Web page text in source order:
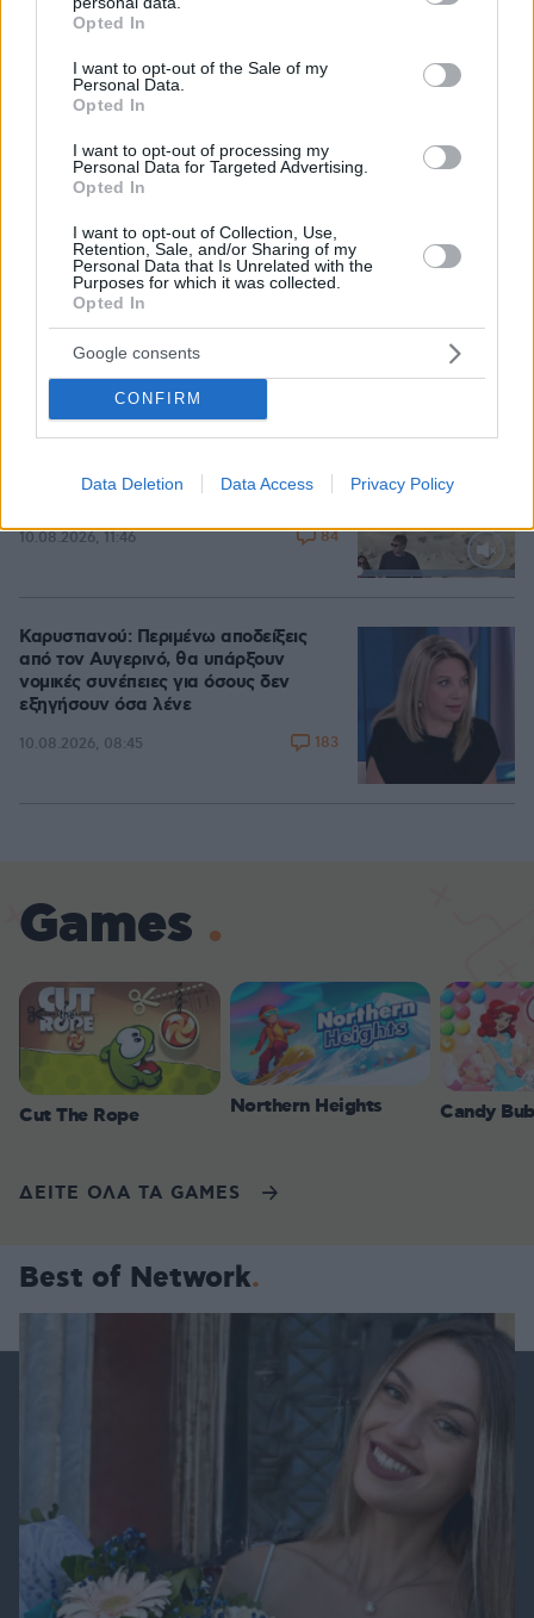
grant or deny consent to Google and its third-party tags to
use your data for below specified purposes in below Google
consent section.
Opted In
I want to opt-out of the Sale of my
Personal Data.
Opted In
I want to opt-out of processing my
Personal Data for Targeted Advertising.
Opted In
I want to opt-out of Collection, Use,
Retention, Sale, and/or Sharing of my
Personal Data that Is Unrelated with the
Purposes for which it was collected.
Opted In
Google consents
CONFIRM
Data Deletion Data Access Privacy Policy
Η 24χρονη αριστούχος της Ιατρικής
Όρκο, μιλά για τον «άριστο γιατρό»
10.08.2026, 08:09
Τη Υπερμάχω: Η νύχτα του Αυγούστου
πριν από 1.400 χρόνια, που γέννησε
τον Ακάθιστο Ύμνο
09.08.2026, 22:48
Loaded
Όλα καλά για το... ελικοδρόμιο
έστειλαν δικηγόρο και «κινδυνεύουν»
10.08.2026, 11:46 84
Καρυστιανού: Περιμένω αποδείξεις
από τον Αυγερινό, θα υπάρξουν
νομικές συνέπειες για όσους δεν
εξηγήσουν όσα λένε
10.08.2026, 08:45 183
Games
Cut The Rope Northern Heights Candy
ΔΕΙΤΕ ΟΛΑ ΤΑ GAMES
Best of Network